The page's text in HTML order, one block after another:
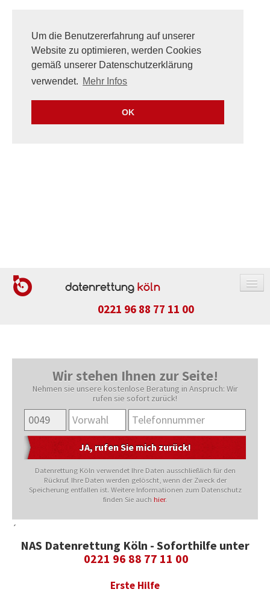
Um die Benutzererfahrung auf unserer
Website zu optimieren, werden Cookies
gemäß unserer Datenschutzerklärung
verwendet. Mehr Infos
OK
0221 96 88 77 11 00
DATENRETTUNG
FESTPLATTE / SSD
RAID-SYSTEM
NAS-SYSTEM
APPLE-PRODUKTE
USB-STICK / SPEICHERKARTE
HANDY / TABLET
ABLAUF
RICHTIG VERPACKEN
Wir stehen Ihnen zur Seite!
Nehmen sie unsere kostenlose Beratung in Anspruch: Wir
rufen sie sofort zurück!
Datenrettung Köln verwendet Ihre Daten ausschließlich für den
Rückruf. Ihre Daten werden gelöscht, wenn der Zweck der
Speicherung entfallen ist. Weitere Informationen zum Datenschutz
finden Sie auch hier.
´
NAS Datenrettung Köln - Soforthilfe unter
0221 96 88 77 11 00
Erste Hilfe